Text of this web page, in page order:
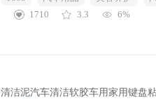
1710
3.3 6%
清洁泥汽车清洁软胶车用家用键盘